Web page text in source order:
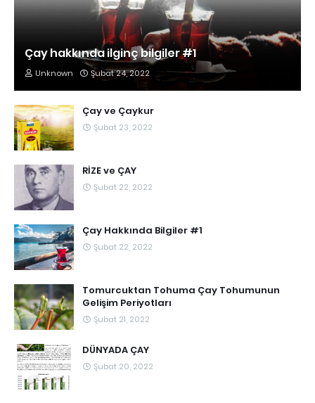
Çay hakkında ilginç bilgiler #1
Unknown Şubat 24, 2022
Çay ve Çaykur
Şubat 23, 2022
RİZE ve ÇAY
Şubat 22, 2022
Çay Hakkında Bilgiler #1
Şubat 22, 2022
Tomurcuktan Tohuma Çay Tohumunun
Gelişim Periyotları
Şubat 21, 2022
DÜNYADA ÇAY
Şubat 20, 2022